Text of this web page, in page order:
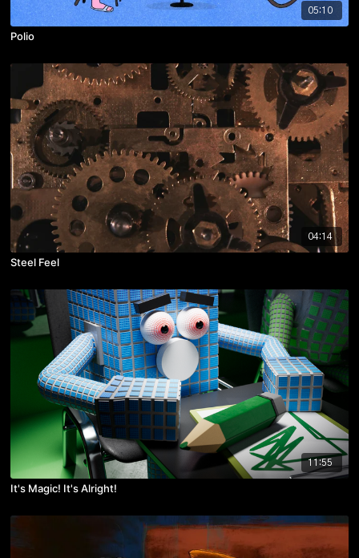
05:10
Polio
04:14
Steel Feel
11:55
It's Magic! It's Alright!